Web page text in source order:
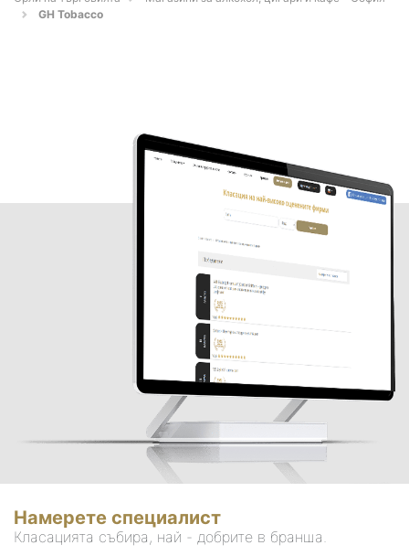
GH Tobacco
Намерете специалист
Класацията събира, най - добрите в бранша.